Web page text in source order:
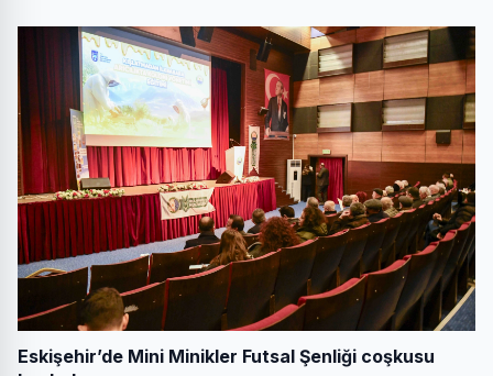
Eskişehir’de Mini Minikler Futsal Şenliği coşkusu